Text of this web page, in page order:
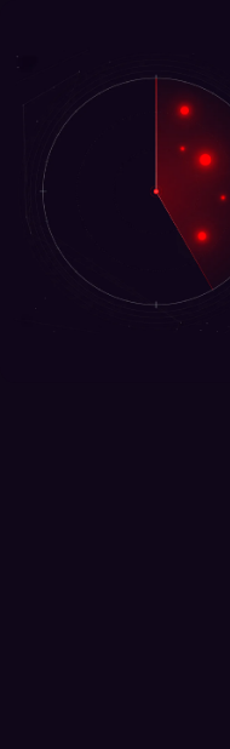
Finden